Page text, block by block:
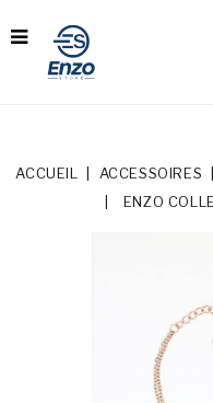
ACCUEIL ACCESSOIRES
ENZO